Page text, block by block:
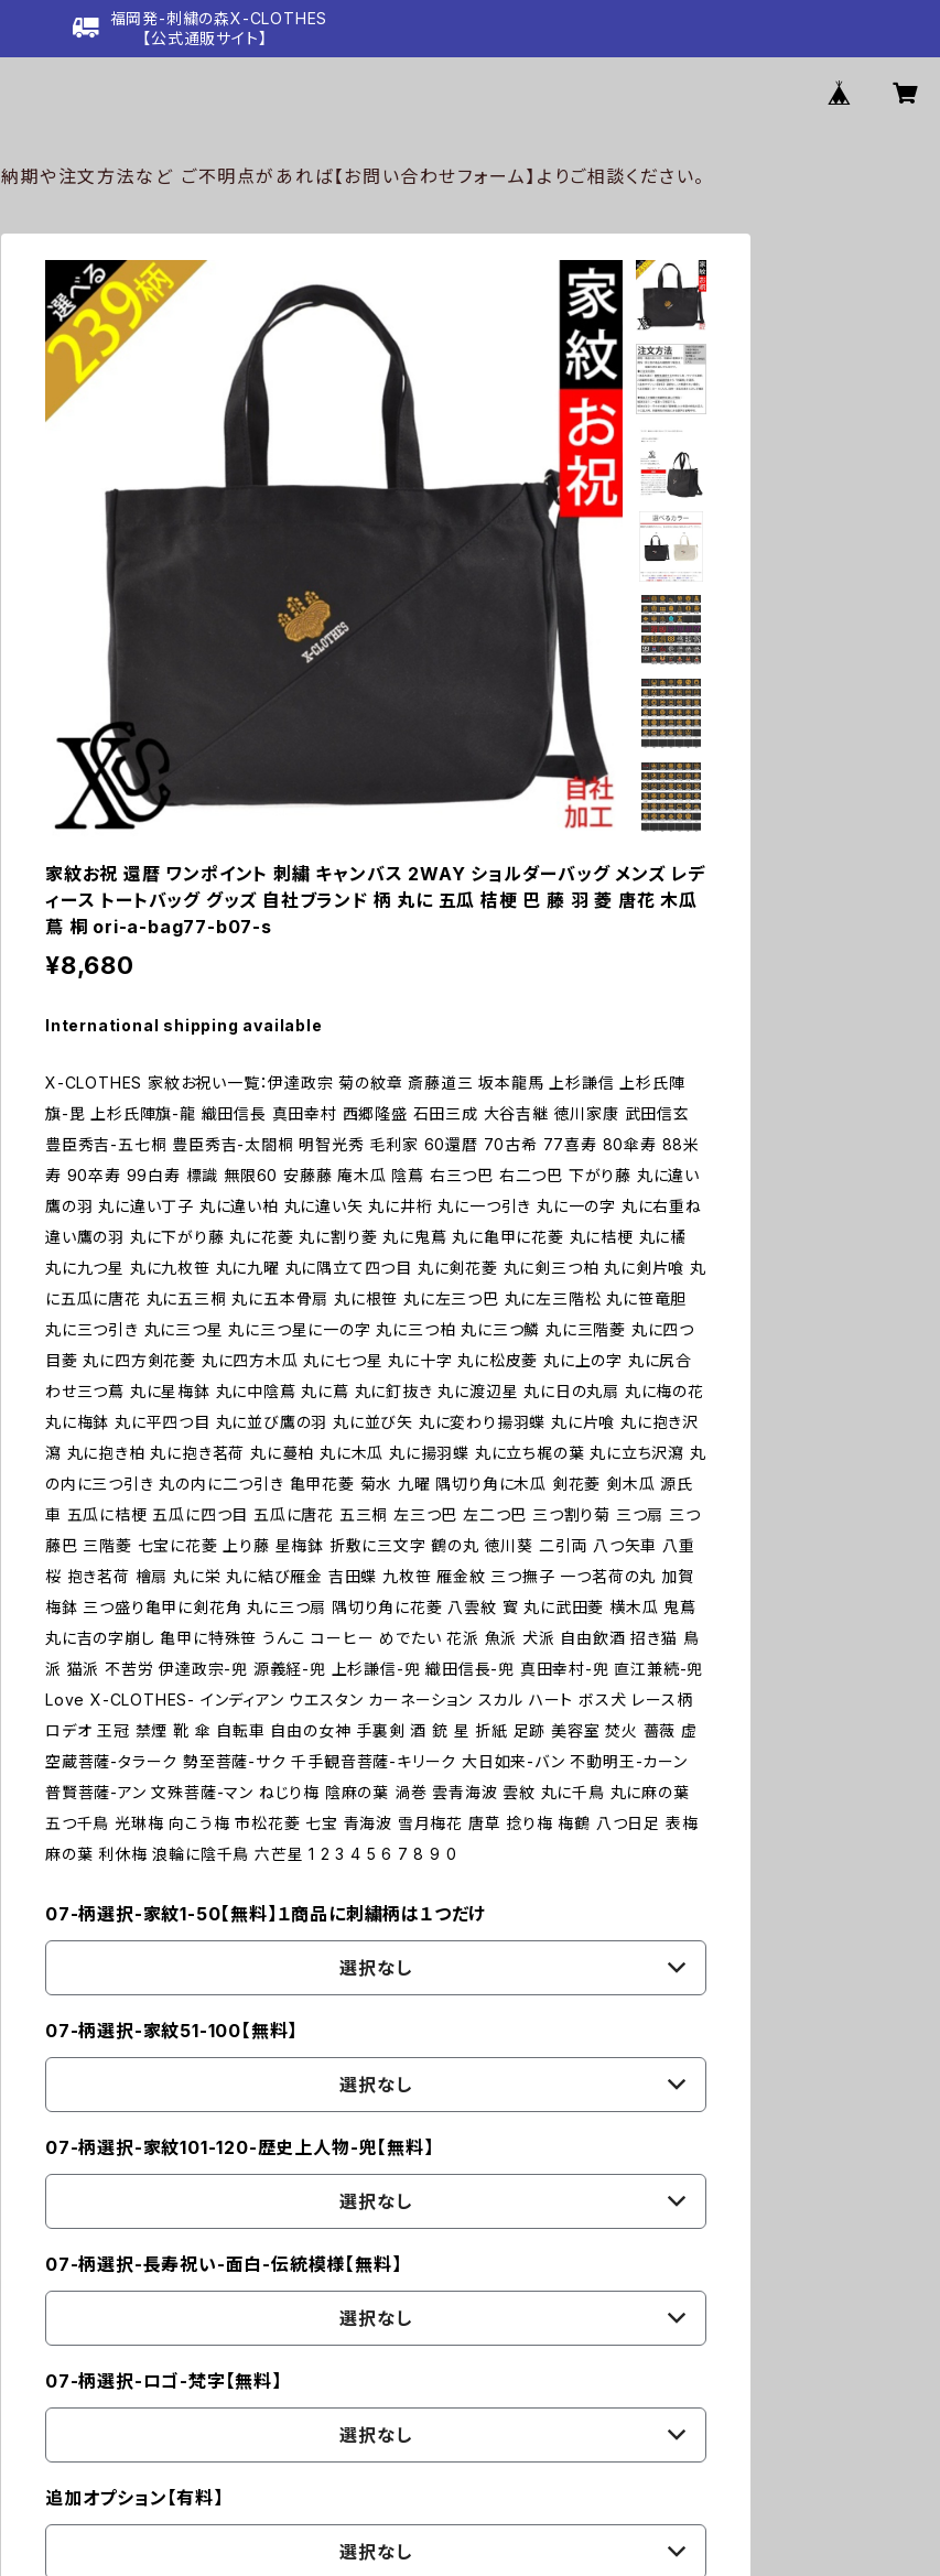
福岡発-刺繍の森X-CLOTHES
【公式通販サイト】
納期や注文方法など ご不明点があれば【お問い合わせフォーム】よりご相談ください。
家紋お祝 還暦 ワンポイント 刺繍 キャンバス 2WAY ショルダーバッグ メンズ レデ
ィース トートバッグ グッズ 自社ブランド 柄 丸に 五瓜 桔梗 巴 藤 羽 菱 唐花 木瓜
蔦 桐 ori-a-bag77-b07-s
¥8,680
International shipping available
X-CLOTHES 家紋お祝い一覧：伊達政宗 菊の紋章 斎藤道三 坂本龍馬 上杉謙信 上杉氏陣
旗-毘 上杉氏陣旗-龍 織田信長 真田幸村 西郷隆盛 石田三成 大谷吉継 徳川家康 武田信玄
豊臣秀吉-五七桐 豊臣秀吉-太閤桐 明智光秀 毛利家 60還暦 70古希 77喜寿 80傘寿 88米
寿 90卒寿 99白寿 標識 無限60 安藤藤 庵木瓜 陰蔦 右三つ巴 右二つ巴 下がり藤 丸に違い
鷹の羽 丸に違い丁子 丸に違い柏 丸に違い矢 丸に井桁 丸に一つ引き 丸に一の字 丸に右重ね
違い鷹の羽 丸に下がり藤 丸に花菱 丸に割り菱 丸に鬼蔦 丸に亀甲に花菱 丸に桔梗 丸に橘
丸に九つ星 丸に九枚笹 丸に九曜 丸に隅立て四つ目 丸に剣花菱 丸に剣三つ柏 丸に剣片喰 丸
に五瓜に唐花 丸に五三桐 丸に五本骨扇 丸に根笹 丸に左三つ巴 丸に左三階松 丸に笹竜胆
丸に三つ引き 丸に三つ星 丸に三つ星に一の字 丸に三つ柏 丸に三つ鱗 丸に三階菱 丸に四つ
目菱 丸に四方剣花菱 丸に四方木瓜 丸に七つ星 丸に十字 丸に松皮菱 丸に上の字 丸に尻合
わせ三つ蔦 丸に星梅鉢 丸に中陰蔦 丸に蔦 丸に釘抜き 丸に渡辺星 丸に日の丸扇 丸に梅の花
丸に梅鉢 丸に平四つ目 丸に並び鷹の羽 丸に並び矢 丸に変わり揚羽蝶 丸に片喰 丸に抱き沢
瀉 丸に抱き柏 丸に抱き茗荷 丸に蔓柏 丸に木瓜 丸に揚羽蝶 丸に立ち梶の葉 丸に立ち沢瀉 丸
の内に三つ引き 丸の内に二つ引き 亀甲花菱 菊水 九曜 隅切り角に木瓜 剣花菱 剣木瓜 源氏
車 五瓜に桔梗 五瓜に四つ目 五瓜に唐花 五三桐 左三つ巴 左二つ巴 三つ割り菊 三つ扇 三つ
藤巴 三階菱 七宝に花菱 上り藤 星梅鉢 折敷に三文字 鶴の丸 徳川葵 二引両 八つ矢車 八重
桜 抱き茗荷 檜扇 丸に栄 丸に結び雁金 吉田蝶 九枚笹 雁金紋 三つ撫子 一つ茗荷の丸 加賀
梅鉢 三つ盛り亀甲に剣花角 丸に三つ扇 隅切り角に花菱 八雲紋 寳 丸に武田菱 横木瓜 鬼蔦
丸に吉の字崩し 亀甲に特殊笹 うんこ コーヒー めでたい 花派 魚派 犬派 自由飲酒 招き猫 鳥
派 猫派 不苦労 伊達政宗-兜 源義経-兜 上杉謙信-兜 織田信長-兜 真田幸村-兜 直江兼続-兜
Love X-CLOTHES- インディアン ウエスタン カーネーション スカル ハート ボス犬 レース柄
ロデオ 王冠 禁煙 靴 傘 自転車 自由の女神 手裏剣 酒 銃 星 折紙 足跡 美容室 焚火 薔薇 虚
空蔵菩薩-タラーク 勢至菩薩-サク 千手観音菩薩-キリーク 大日如来-バン 不動明王-カーン
普賢菩薩-アン 文殊菩薩-マン ねじり梅 陰麻の葉 渦巻 雲青海波 雲紋 丸に千鳥 丸に麻の葉
五つ千鳥 光琳梅 向こう梅 市松花菱 七宝 青海波 雪月梅花 唐草 捻り梅 梅鶴 八つ日足 表梅
麻の葉 利休梅 浪輪に陰千鳥 六芒星 1 2 3 4 5 6 7 8 9 0
07-柄選択-家紋1-50【無料】１商品に刺繍柄は１つだけ
選択なし
07-柄選択-家紋51-100【無料】
選択なし
07-柄選択-家紋101-120-歴史上人物-兜【無料】
選択なし
07-柄選択-長寿祝い-面白-伝統模様【無料】
選択なし
07-柄選択-ロゴ-梵字【無料】
選択なし
追加オプション【有料】
選択なし